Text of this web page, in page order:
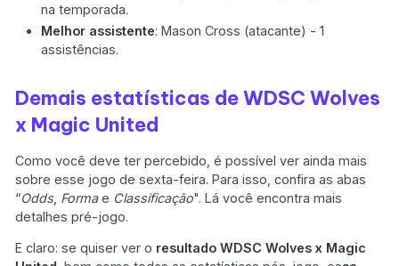
na temporada.
Melhor assistente: Mason Cross (atacante) - 1
assistências.
Demais estatísticas de WDSC Wolves
x Magic United
Como você deve ter percebido, é possível ver ainda mais
sobre esse jogo de sexta-feira. Para isso, confira as abas
“Odds Formae Classificação". Lá você encontra mais
detalhes pré-jogo.
E claro: se quiser ver o resultado WDSC Wolves x Magic